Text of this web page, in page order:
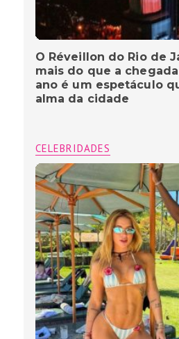
O Réveillon do Rio de
mais do que a
ano é um espetáculo
alma da cidade
CELEBRIDADES